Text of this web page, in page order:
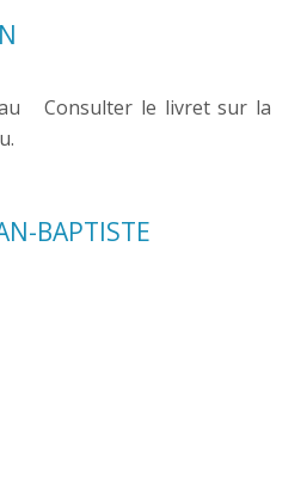
Consulter le livret sur la
BAPTISTE